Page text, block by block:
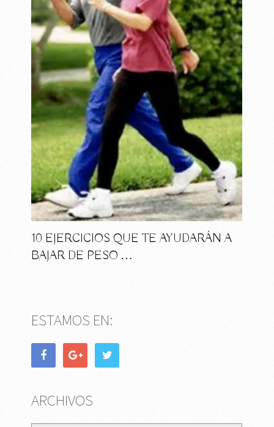
10 EJERCICIOS QUE TE AYUDARÁN A
BAJAR DE PESO …
ESTAMOS EN:
ARCHIVOS